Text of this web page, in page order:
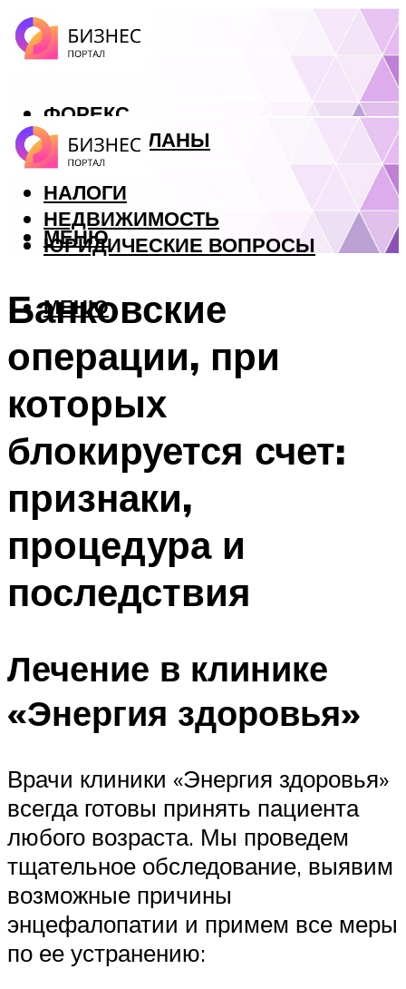
ФОРЕКС
БИЗНЕС ПЛАНЫ
КРЕДИТЫ
НАЛОГИ
НЕДВИЖИМОСТЬ
ЮРИДИЧЕСКИЕ ВОПРОСЫ
МЕНЮ
МЕНЮ
Банковские
операции, при
которых
блокируется счет:
признаки,
процедура и
последствия
Лечение в клинике
«Энергия здоровья»
Врачи клиники «Энергия здоровья»
всегда готовы принять пациента
любого возраста. Мы проведем
тщательное обследование, выявим
возможные причины
энцефалопатии и примем все меры
по ее устранению: